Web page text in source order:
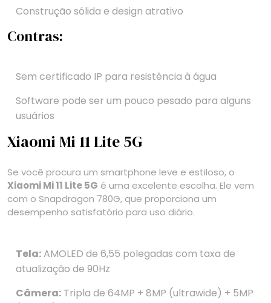
Construção sólida e design atrativo
Contras:
Sem certificado IP para resistência à água
Software pode ser um pouco pesado para alguns
usuários
Xiaomi Mi 11 Lite 5G
Se você procura um smartphone leve e estiloso, o
Xiaomi Mi 11 Lite 5G é uma excelente escolha. Ele vem
com o Snapdragon 780G, que proporciona um
desempenho satisfatório para uso diário.
Tela:AMOLED de 6,55 polegadas com taxa de
atualização de 90Hz
Câmera: Tripla de 64MP + 8MP (ultrawide) + 5MP